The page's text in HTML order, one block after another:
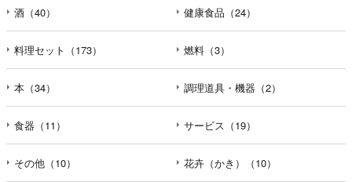
酒（40） 健康食品（24）
料理セット（173） 燃料（3）
本（34） 調理道具・機器（2）
食器（11） サービス（19）
その他（10） 花卉（かき）（10）